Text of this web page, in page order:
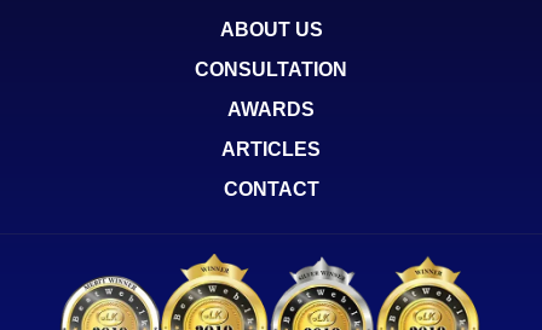
ABOUT US
CONSULTATION
AWARDS
ARTICLES
CONTACT